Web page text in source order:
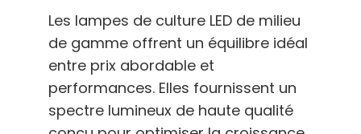
Les lampes de culture LED de milieu
de gamme offrent un équilibre idéal
entre prix abordable et
performances. Elles fournissent un
spectre lumineux de haute qualité